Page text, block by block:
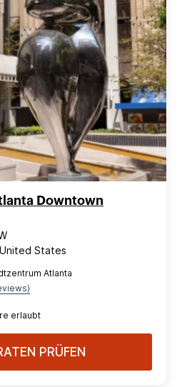
Downtown
States
Atlanta
erlaubt
PRÜFEN